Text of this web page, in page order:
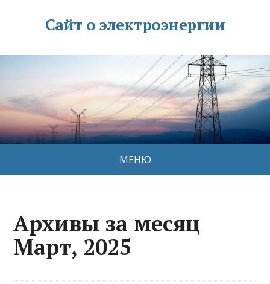
Сайт о электроэнергии
МЕНЮ
Архивы за месяц
Март, 2025